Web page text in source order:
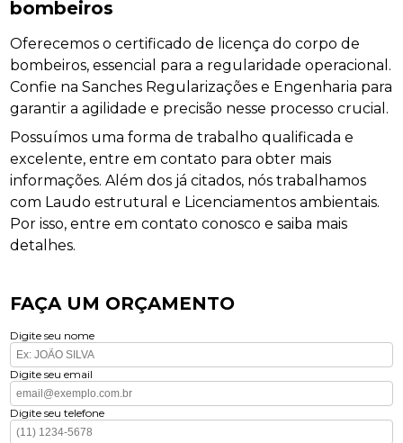
bombeiros
Oferecemos o certificado de licença do corpo de
bombeiros, essencial para a regularidade operacional.
Confie na Sanches Regularizações e Engenharia para
garantir a agilidade e precisão nesse processo crucial.
Possuímos uma forma de trabalho qualificada e
excelente, entre em contato para obter mais
informações. Além dos já citados, nós trabalhamos
com Laudo estrutural e Licenciamentos ambientais.
Por isso, entre em contato conosco e saiba mais
detalhes.
FAÇA UM ORÇAMENTO
Digite seu nome
Digite seu email
Digite seu telefone